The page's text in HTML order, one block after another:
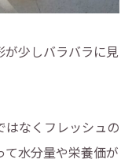
が少しバラバラに見
はなくフレッシュの
水分量や栄養価が